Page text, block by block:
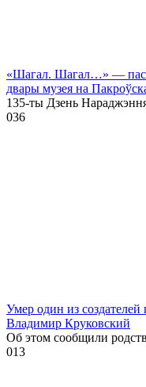
«Шагал. Шагал…» —
двары музея на
135-ты Дзень
036
Умер один из создателей
Владимир Круковский
Об этом сообщили
013